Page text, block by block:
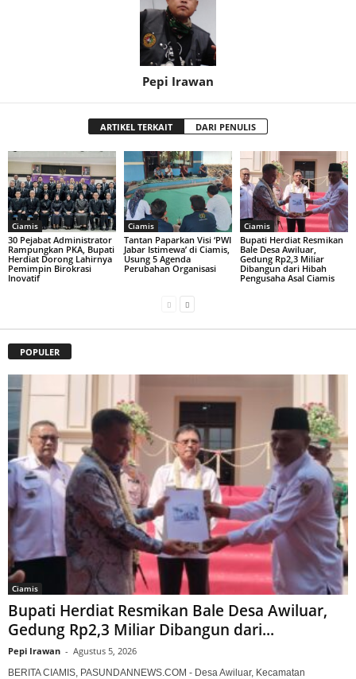
Pepi Irawan
ARTIKEL TERKAIT DARI PENULIS
Ciamis
30 Pejabat Administrator
Rampungkan PKA, Bupati
Herdiat Dorong Lahirnya
Pemimpin Birokrasi
Inovatif
Ciamis
Tantan Paparkan Visi ‘PWI
Jabar Istimewa’ di Ciamis,
Usung 5 Agenda
Perubahan Organisasi
Ciamis
Bupati Herdiat Resmikan
Bale Desa Awiluar,
Gedung Rp2,3 Miliar
Dibangun dari Hibah
Pengusaha Asal Ciamis
POPULER
Ciamis
Bupati Herdiat Resmikan Bale Desa Awiluar,
Gedung Rp2,3 Miliar Dibangun dari...
Pepi Irawan - Agustus 5, 2026
BERITA CIAMIS, PASUNDANNEWS.COM - Desa Awiluar, Kecamatan